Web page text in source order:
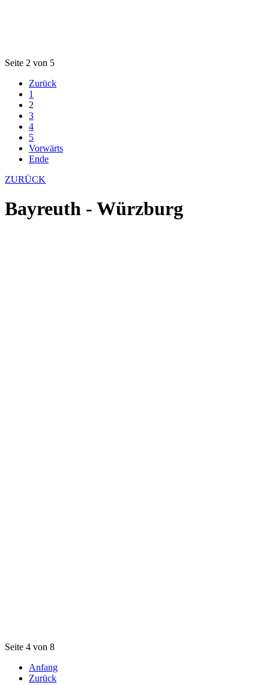
Seite 2 von 5
Zurück
1
2
3
4
5
Vorwärts
Ende
ZURÜCK
Bayreuth - Würzburg
Seite 4 von 8
Anfang
Zurück